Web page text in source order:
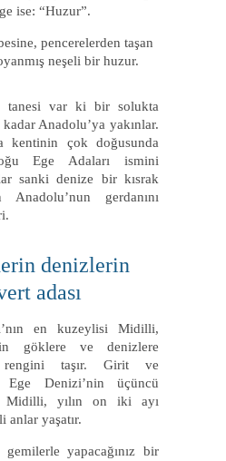
ise: “Huzur”.
pencerelerden taşan
neşeli bir huzur.
tanesi var ki bir solukta
Anadolu’ya yakınlar.
kentinin çok doğusunda
Ege Adaları ismini
sanki denize bir kısrak
gerdanını
denizlerin
adası
en kuzeylisi Midilli,
göklere ve denizlere
rengini taşır. Girit ve
Ege Denizi’nin üçüncü
Midilli, yılın on iki ayı
yaşatır.
yapacağınız bir